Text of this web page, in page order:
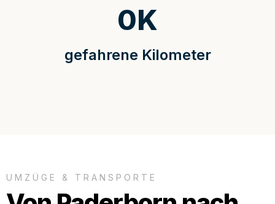
gefahrene Kilometer
0K
UMZÜGE & TRANSPORTE